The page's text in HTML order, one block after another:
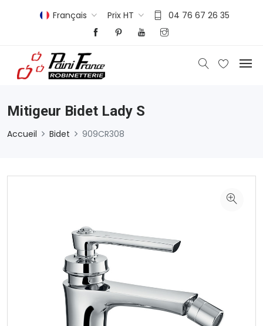
Français Prix HT 04 76 67 26 35
Mitigeur Bidet Lady S
Accueil Bidet 909CR308